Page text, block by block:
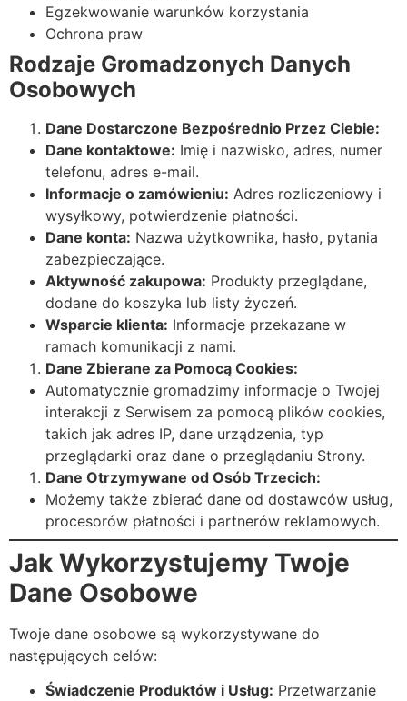
Egzekwowanie warunków korzystania
Ochrona praw
Rodzaje Gromadzonych Danych
Osobowych
Dane Dostarczone Bezpośrednio Przez Ciebie:
Dane kontaktowe: Imię i nazwisko, adres, numer
telefonu, adres e-mail.
Informacje o zamówieniu: Adres rozliczeniowy i
wysyłkowy, potwierdzenie płatności.
Dane konta: Nazwa użytkownika, hasło, pytania
zabezpieczające.
Aktywność zakupowa: Produkty przeglądane,
dodane do koszyka lub listy życzeń.
Wsparcie klienta: Informacje przekazane w
ramach komunikacji z nami.
Dane Zbierane za Pomocą Cookies:
Automatycznie gromadzimy informacje o Twojej
interakcji z Serwisem za pomocą plików cookies,
takich jak adres IP, dane urządzenia, typ
przeglądarki oraz dane o przeglądaniu Strony.
Dane Otrzymywane od Osób Trzecich:
Możemy także zbierać dane od dostawców usług,
procesorów płatności i partnerów reklamowych.
Jak Wykorzystujemy Twoje
Dane Osobowe
Twoje dane osobowe są wykorzystywane do
następujących celów:
Świadczenie Produktów i Usług: Przetwarzanie